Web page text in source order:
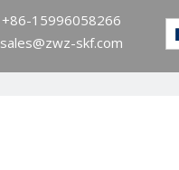
+86-15996058266
sales@zwz-skf.com